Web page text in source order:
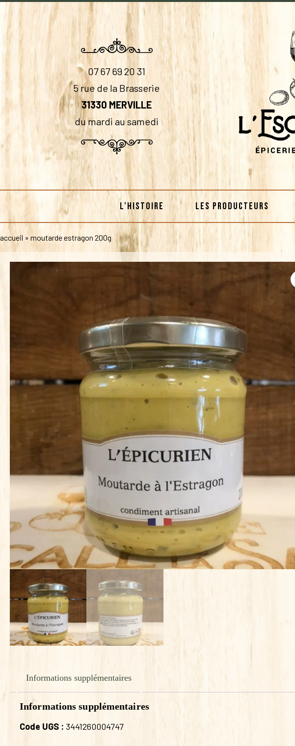
07 67 69 20 31
5 rue de la Brasserie
31330 MERVILLE
du mardi au samedi
L’HISTOIRE LES PRODUCTEURS
accueil » moutarde estragon 200g
Informations supplémentaires
Informations supplémentaires
Code UGS : 3441260004747